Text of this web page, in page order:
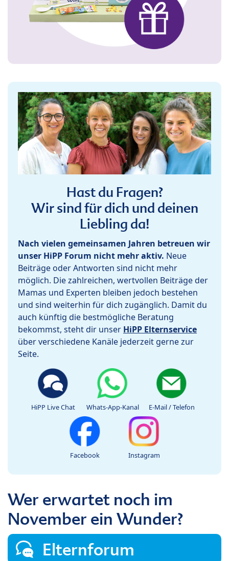
Hast du Fragen?
Wir sind für dich und deinen
Liebling da!
Nach vielen gemeinsamen Jahren betreuen wir
unser HiPP Forum nicht mehr aktiv. Neue
Beiträge oder Antworten sind nicht mehr
möglich. Die zahlreichen, wertvollen Beiträge der
Mamas und Experten bleiben jedoch bestehen
und sind weiterhin für dich zugänglich. Damit du
auch künftig die bestmögliche Beratung
bekommst, steht dir unser HiPP Elternservice
über verschiedene Kanäle jederzeit gerne zur
Seite.
HiPP Live Chat Whats-App-Kanal E-Mail / Telefon
Facebook Instagram
Wer erwartet noch im
November ein Wunder?
Elternforum